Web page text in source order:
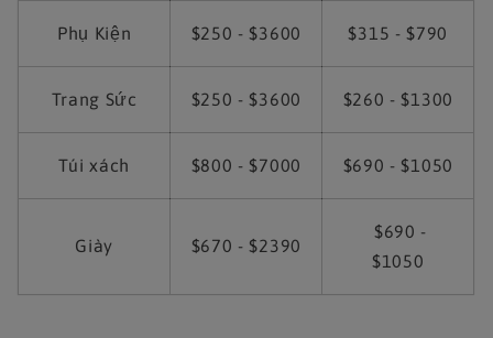
Phụ Kiện $250 - $3600 $315 - $790
Trang Sức $250 - $3600 $260 - $1300
Túi xách $800 - $7000 $690 - $1050
Giày $670 - $2390
$690 -
$1050